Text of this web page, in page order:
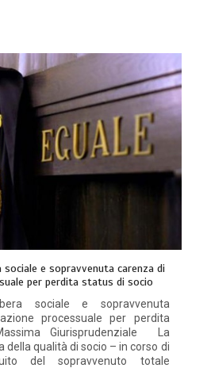
sociale e sopravvenuta carenza di
per perdita status di socio
sociale e sopravvenuta
processuale per perdita
Giurisprudenziale La
della qualità di socio – in corso di
del sopravvenuto totale